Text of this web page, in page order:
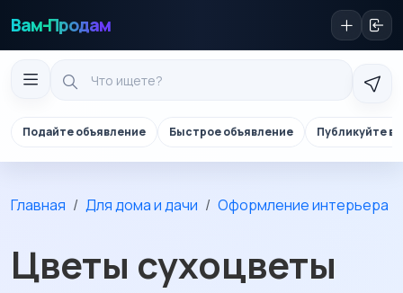
Вам-Продам
Подайте объявление Быстрое объявление Публикуйте в
Главная Для дома и дачи Оформление интерьера
Цветы сухоцветы